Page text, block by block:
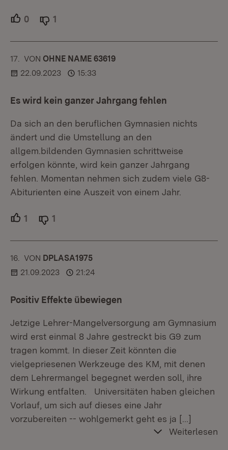
0 Unterstützer.
1
17. KOMMENTAR
VON :OHNE NAME 63619
22.09.2023
15:33
Es wird kein ganzer Jahrgang fehlen
Da sich an den beruflichen Gymnasien nichts
ändert und die Umstellung an den
allgem.bildenden Gymnasien schrittweise
erfolgen könnte, wird kein ganzer Jahrgang
fehlen. Momentan nehmen sich zudem viele G8-
Abiturienten eine Auszeit von einem Jahr.
1 Unterstützer.
1
16. KOMMENTAR
VON :DPLASA1975
21.09.2023
21:24
Positiv Effekte übewiegen
Jetzige Lehrer-Mangelversorgung am Gymnasium
wird erst einmal 8 Jahre gestreckt bis G9 zum
tragen kommt. In dieser Zeit könnten die
vielgepriesenen Werkzeuge des KM, mit denen
dem Lehrermangel begegnet werden soll, ihre
Wirkung entfalten. Universitäten haben gleichen
Vorlauf, um sich auf dieses eine Jahr
vorzubereiten -- wohlgemerkt geht es ja […]
Weiterlesen